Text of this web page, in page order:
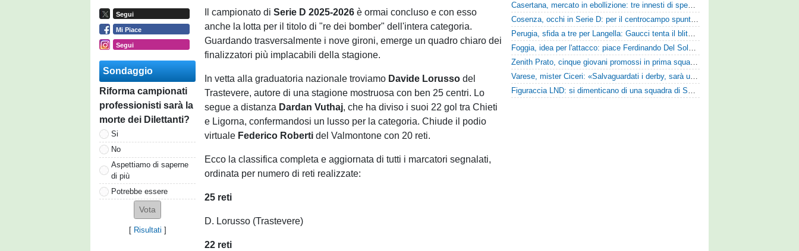
Segui
Mi Piace
Segui
Sondaggio
Riforma campionati
professionisti sarà la
morte dei Dilettanti?
Si
No
Aspettiamo di saperne
di più
Potrebbe essere
[ Risultati ]
Il campionato di Serie D 2025-2026 è ormai concluso e con esso
anche la lotta per il titolo di "re dei bomber" dell'intera categoria.
Guardando trasversalmente i nove gironi, emerge un quadro chiaro dei
finalizzatori più implacabili della stagione.
In vetta alla graduatoria nazionale troviamo Davide Lorusso del
Trastevere, autore di una stagione mostruosa con ben 25 centri. Lo
segue a distanza Dardan Vuthaj, che ha diviso i suoi 22 gol tra Chieti
e Ligorna, confermandosi un lusso per la categoria. Chiude il podio
virtuale Federico Robertidel Valmontone con 20 reti.
Ecco la classifica completa e aggiornata di tutti i marcatori segnalati,
ordinata per numero di reti realizzate:
25 reti
D. Lorusso (Trastevere)
22 reti
Casertana, mercato in ebollizione: tre innesti di spessore per lo scacchiere di Vinicio Espinal
Cosenza, occhi in Serie D: per il centrocampo spunta anche Gerardo Di Gilio
Perugia, sfida a tre per Langella: Gaucci tenta il blitz per il centrocampista del Cosenza
Foggia, idea per l'attacco: piace Ferdinando Del Sole dell'Ascoli
Zenith Prato, cinque giovani promossi in prima squadra
Varese, mister Ciceri: «Salvaguardati i derby, sarà un campionato avvincente»
Figuraccia LND: si dimenticano di una squadra di Serie D, è da rifare il programma Coppa Italia